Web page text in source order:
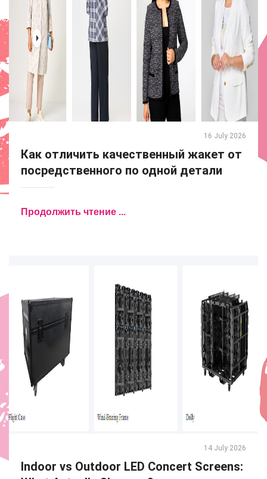
16 July 2026
Как отличить качественный жакет от
посредственного по одной детали
Продолжить чтение ...
14 July 2026
Indoor vs Outdoor LED Concert Screens: